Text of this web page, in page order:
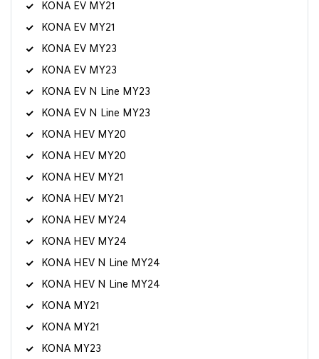
KONA EV MY21
KONA EV MY21
KONA EV MY23
KONA EV MY23
KONA EV N Line MY23
KONA EV N Line MY23
KONA HEV MY20
KONA HEV MY20
KONA HEV MY21
KONA HEV MY21
KONA HEV MY24
KONA HEV MY24
KONA HEV N Line MY24
KONA HEV N Line MY24
KONA MY21
KONA MY21
KONA MY23